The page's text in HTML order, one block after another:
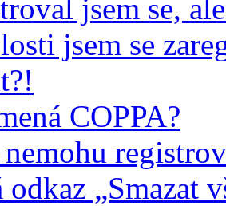
jsem se,
jsem se
COPPA?
nemohu
odkaz „Smazat